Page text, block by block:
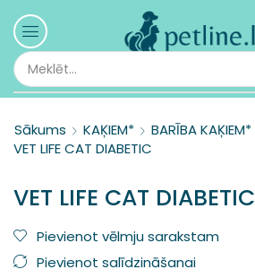
Sākums KAĶIEM* BARĪBA KAĶIEM*
VET LIFE CAT DIABETIC
VET LIFE CAT DIABETIC
Pievienot vēlmju sarakstam
Pievienot salīdzināšanai